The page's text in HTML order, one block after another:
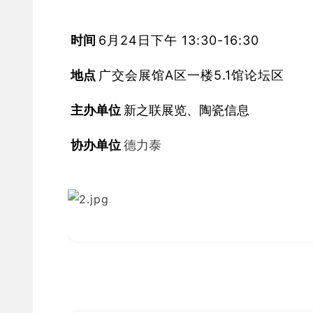
时间 6月24日下午 13:30-16:30
地点 广交会展馆A区一楼5.1馆论坛区
主办单位 新之联展览、陶瓷信息
协办单位德力泰